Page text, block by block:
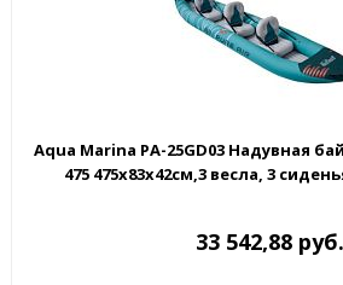
Aqua Marina PA-25GD03 Надувная
475 475x83х42см,3 весла, 3
33 542,88 руб.